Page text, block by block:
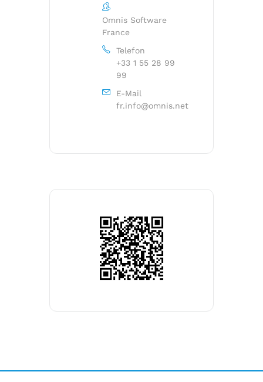
Omnis Software
France
Telefon
+33 1 55 28 99
99
E-Mail
fr.info@omnis.net